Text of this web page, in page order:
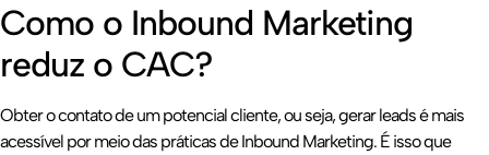
Como o Inbound Marketing
reduz o CAC?
Obter o contato de um potencial cliente, ou seja, gerar leads é mais
acessível por meio das práticas de Inbound Marketing. É isso que